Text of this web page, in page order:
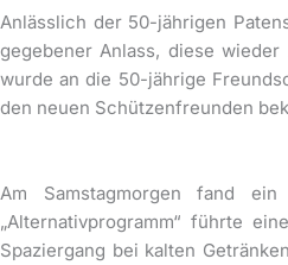
Anlässlich der 50-jährigen
gegebener Anlass, diese
wurde an die 50-jährige
den neuen Schützenfreunden
Am Samstagmorgen fand
„Alternativprogramm“ führte
Spaziergang bei kalten